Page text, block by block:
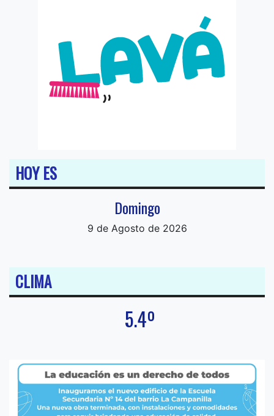
HOY ES
Domingo
9 de Agosto de 2026
CLIMA
5.4º